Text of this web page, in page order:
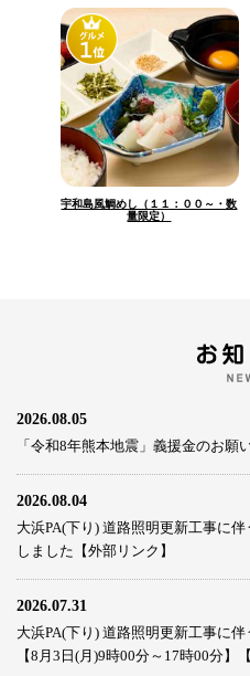
宇和島風鯛めし（１１：００～・数
量限定）
2026.08.05
「令和8年熊本地震」義援金のお願
2026.08.04
大浜PA(下り) 道路照明更新工事に
しました【外部リンク】
2026.07.31
大浜PA(下り) 道路照明更新工事に
【8月3日(月)9時00分～17時00分】